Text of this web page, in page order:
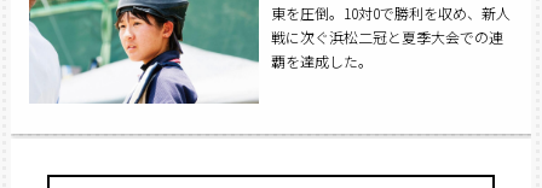
東を圧倒。10対0で勝利を収め、新人
戦に次ぐ浜松二冠と夏季大会での連
覇を達成した。